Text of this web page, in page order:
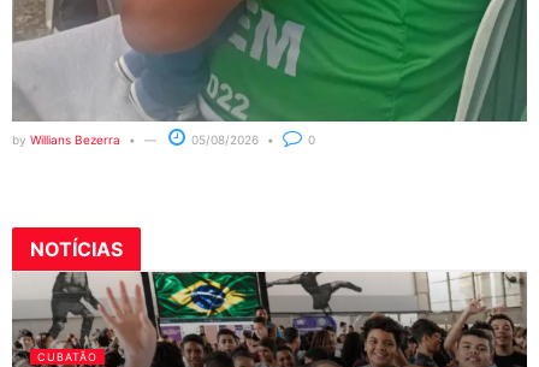
by Willians Bezerra 05/08/2026 0
NOTÍCIAS
CUBATÃO